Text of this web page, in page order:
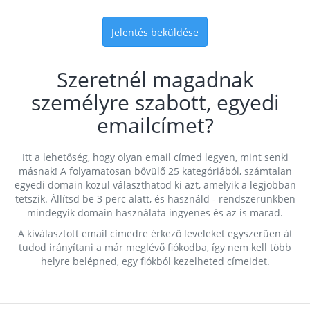
Jelentés beküldése
Szeretnél magadnak
személyre szabott, egyedi
emailcímet?
Itt a lehetőség, hogy olyan email címed legyen, mint senki
másnak! A folyamatosan bővülő 25 kategóriából, számtalan
egyedi domain közül választhatod ki azt, amelyik a legjobban
tetszik. Állítsd be 3 perc alatt, és használd - rendszerünkben
mindegyik domain használata ingyenes és az is marad.
A kiválasztott email címedre érkező leveleket egyszerűen át
tudod irányítani a már meglévő fiókodba, így nem kell több
helyre belépned, egy fiókból kezelheted címeidet.